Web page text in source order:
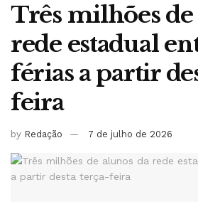
Três milhões de
rede estadual
férias a partir
feira
by Redação 7 de julho de 2026